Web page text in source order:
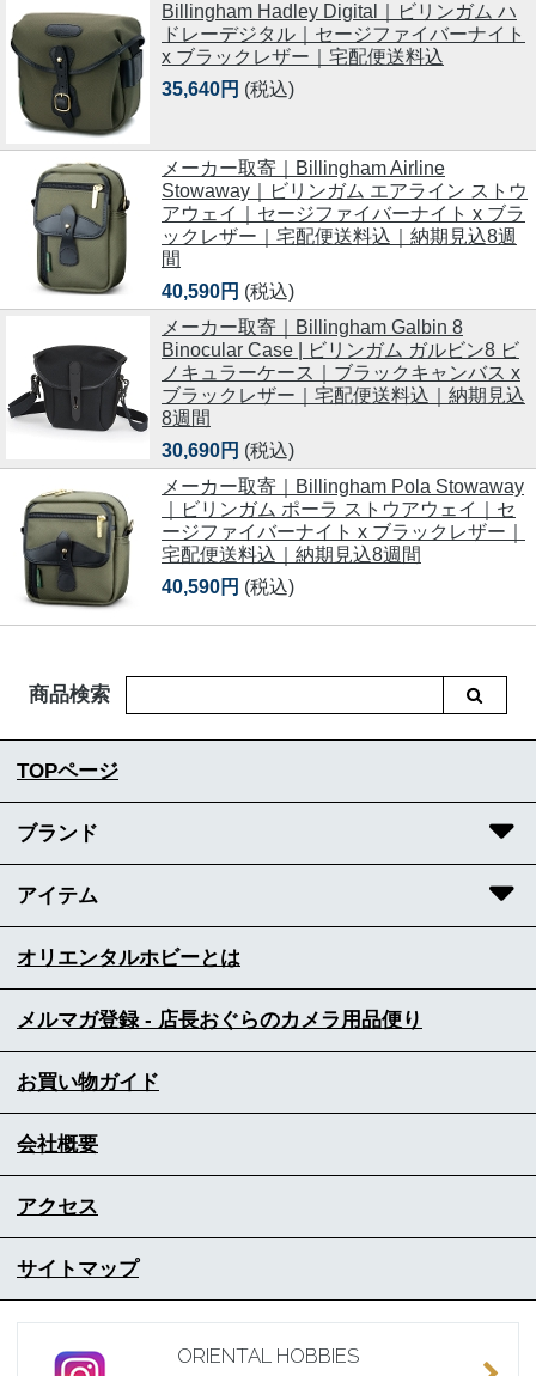
Billingham Hadley Digital｜ビリンガム ハ
ドレーデジタル｜セージファイバーナイト
x ブラックレザー｜宅配便送料込
35,640円 (税込)
メーカー取寄｜Billingham Airline
Stowaway｜ビリンガム エアライン ストウ
アウェイ｜セージファイバーナイト x ブラ
ックレザー｜宅配便送料込｜納期見込8週
間
40,590円 (税込)
メーカー取寄｜Billingham Galbin 8
Binocular Case | ビリンガム ガルビン8 ビ
ノキュラーケース｜ブラックキャンバス x
ブラックレザー｜宅配便送料込｜納期見込
8週間
30,690円 (税込)
メーカー取寄｜Billingham Pola Stowaway
｜ビリンガム ポーラ ストウアウェイ｜セ
ージファイバーナイト x ブラックレザー｜
宅配便送料込｜納期見込8週間
40,590円 (税込)
商品検索
TOPページ
ブランド
アイテム
オリエンタルホビーとは
メルマガ登録 - 店長おぐらのカメラ用品便り
お買い物ガイド
会社概要
アクセス
サイトマップ
ORIENTAL HOBBIES